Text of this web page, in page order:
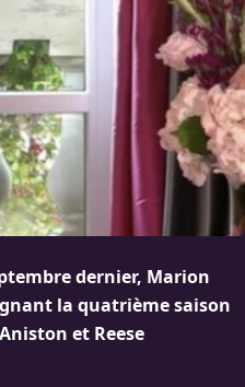
dernier, Marion
la quatrième saison
et Reese